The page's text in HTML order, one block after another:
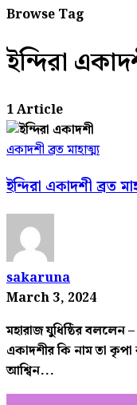
Browse Tag
ইন্দিরা
1 Article
একাদশী ব্রত মাহাত্ম্য
ইন্দিরা একাদশী ব্রত
sakaruna
March 3, 2024
মহারাজ যুধিষ্ঠির
একাদশীর কি নাম তা
আশ্বিন...